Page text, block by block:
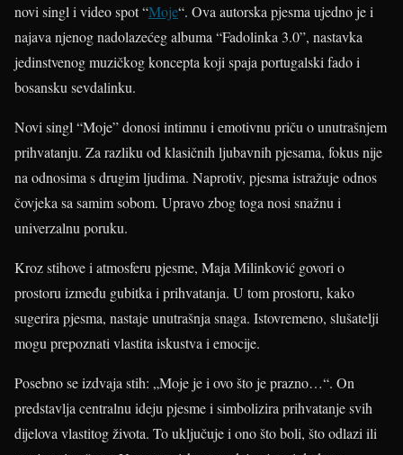
novi singl i video spot “Moje“. Ova autorska pjesma ujedno je i
najava njenog nadolazećeg albuma “Fadolinka 3.0”, nastavka
jedinstvenog muzičkog koncepta koji spaja portugalski fado i
bosansku sevdalinku.
Novi singl “Moje” donosi intimnu i emotivnu priču o unutrašnjem
prihvatanju. Za razliku od klasičnih ljubavnih pjesama, fokus nije
na odnosima s drugim ljudima. Naprotiv, pjesma istražuje odnos
čovjeka sa samim sobom. Upravo zbog toga nosi snažnu i
univerzalnu poruku.
Kroz stihove i atmosferu pjesme, Maja Milinković govori o
prostoru između gubitka i prihvatanja. U tom prostoru, kako
sugerira pjesma, nastaje unutrašnja snaga. Istovremeno, slušatelji
mogu prepoznati vlastita iskustva i emocije.
Posebno se izdvaja stih: „Moje je i ovo što je prazno…“. On
predstavlja centralnu ideju pjesme i simbolizira prihvatanje svih
dijelova vlastitog života. To uključuje i ono što boli, što odlazi ili